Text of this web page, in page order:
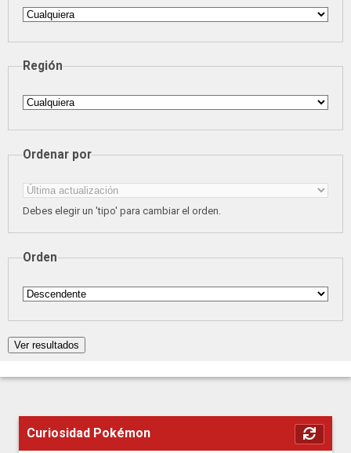
Región
Ordenar por
Debes elegir un 'tipo' para cambiar el orden.
Orden
Curiosidad Pokémon